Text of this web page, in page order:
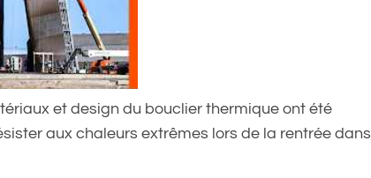
et design du bouclier thermique ont été
aux chaleurs extrêmes lors de la rentrée dans